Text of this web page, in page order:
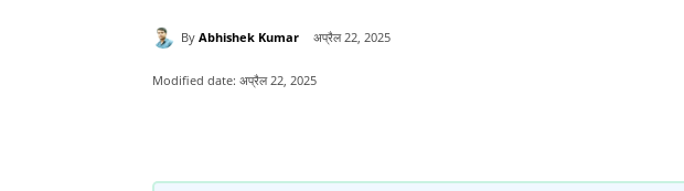
By Abhishek Kumar अप्रैल 22, 2025
Modified date: अप्रैल 22, 2025